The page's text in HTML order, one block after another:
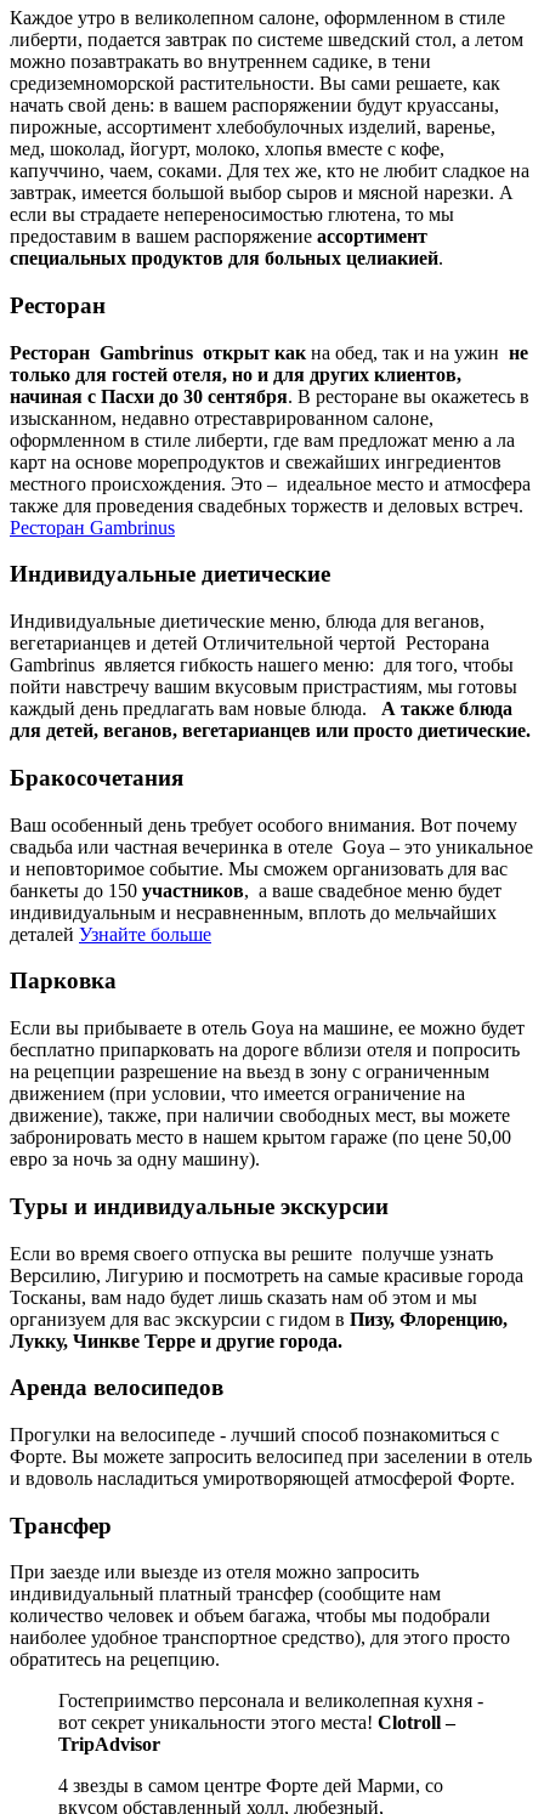
Каждое утро в великолепном салоне, оформленном в стиле
либерти, подается завтрак по системе шведский стол, а летом
можно позавтракать во внутреннем садике, в тени
средиземноморской растительности. Вы сами решаете, как
начать свой день: в вашем распоряжении будут круассаны,
пирожные, ассортимент хлебобулочных изделий, варенье,
мед, шоколад, йогурт, молоко, хлопья вместе с кофе,
капуччино, чаем, соками. Для тех же, кто не любит сладкое на
завтрак, имеется большой выбор сыров и мясной нарезки. А
если вы страдаете непереносимостью глютена, то мы
предоставим в вашем распоряжение ассортимент
специальных продуктов для больных целиакией.
Ресторан
Ресторан Gambrinus открыт как на обед, так и на ужин не
только для гостей отеля, но и для других клиентов,
начиная с Пасхи до 30 сентября. В ресторане вы окажетесь в
изысканном, недавно отреставрированном салоне,
оформленном в стиле либерти, где вам предложат меню а ла
карт на основе морепродуктов и свежайших ингредиентов
местного происхождения. Это – идеальное место и атмосфера
также для проведения свадебных торжеств и деловых встреч.
Ресторан Gambrinus
Индивидуальные диетические
Индивидуальные диетические меню, блюда для веганов,
вегетарианцев и детей Отличительной чертой Ресторана
Gambrinus является гибкость нашего меню: для того, чтобы
пойти навстречу вашим вкусовым пристрастиям, мы готовы
каждый день предлагать вам новые блюда. А также блюда
для детей, веганов, вегетарианцев или просто диетические.
Бракосочетания
Ваш особенный день требует особого внимания. Вот почему
свадьба или частная вечеринка в отеле Goya – это уникальное
и неповторимое событие. Мы сможем организовать для вас
банкеты до 150 участников, а ваше свадебное меню будет
индивидуальным и несравненным, вплоть до мельчайших
деталей Узнайте больше
Парковка
Если вы прибываете в отель Goya на машине, ее можно будет
бесплатно припарковать на дороге вблизи отеля и попросить
на рецепции разрешение на вьезд в зону с ограниченным
движением (при условии, что имеется ограничение на
движение), также, при наличии свободных мест, вы можете
забронировать место в нашем крытом гараже (по цене 50,00
евро за ночь за одну машину).
Туры и индивидуальные экскурсии
Если во время своего отпуска вы решите получше узнать
Версилию, Лигурию и посмотреть на самые красивые города
Тосканы, вам надо будет лишь сказать нам об этом и мы
организуем для вас экскурсии с гидом в Пизу, Флоренцию,
Лукку, Чинкве Терре и другие города.
Аренда велосипедов
Прогулки на велосипеде - лучший способ познакомиться с
Форте. Вы можете запросить велосипед при заселении в отель
и вдоволь насладиться умиротворяющей атмосферой Форте.
Трансфер
При заезде или выезде из отеля можно запросить
индивидуальный платный трансфер (сообщите нам
количество человек и объем багажа, чтобы мы подобрали
наиболее удобное транспортное средство), для этого просто
обратитесь на рецепцию.
Гостеприимство персонала и великолепная кухня -
вот секрет уникальности этого места! Clotroll –
TripAdvisor
4 звезды в самом центре Форте дей Марми, со
вкусом обставленный холл, любезный,